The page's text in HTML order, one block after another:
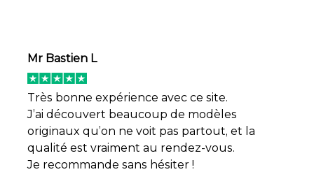
Mr Bastien L
Très bonne expérience avec ce site.
J’ai découvert beaucoup de modèles
originaux qu’on ne voit pas partout, et la
qualité est vraiment au rendez-vous.
Je recommande sans hésiter !